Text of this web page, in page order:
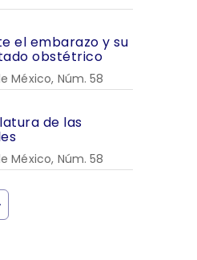
el embarazo y su
obstétrico
México, Núm. 58
de las
México, Núm. 58